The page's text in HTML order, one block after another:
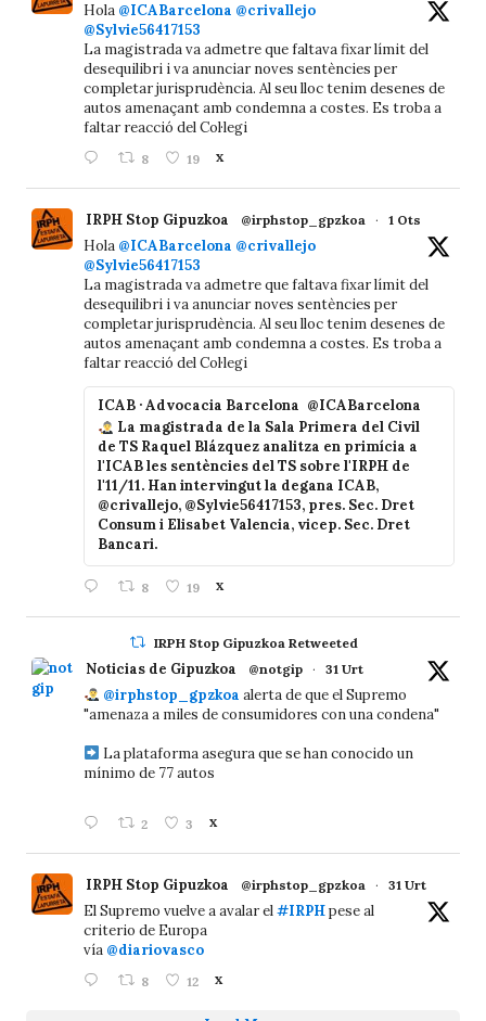
Hola @ICABarcelona @crivallejo
@Sylvie56417153
La magistrada va admetre que faltava fixar límit del
desequilibri i va anunciar noves sentències per
completar jurisprudència. Al seu lloc tenim desenes de
autos amenaçant amb condemna a costes. Es troba a
faltar reacció del Col·legi
8 19 X
IRPH Stop Gipuzkoa @irphstop_gpzkoa · 1 Ots
Hola @ICABarcelona @crivallejo
@Sylvie56417153
La magistrada va admetre que faltava fixar límit del
desequilibri i va anunciar noves sentències per
completar jurisprudència. Al seu lloc tenim desenes de
autos amenaçant amb condemna a costes. Es troba a
faltar reacció del Col·legi
ICAB · Advocacia Barcelona @ICABarcelona
La magistrada de la Sala Primera del Civil
de TS Raquel Blázquez analitza en primícia a
l'ICAB les sentències del TS sobre l'IRPH de
l'11/11. Han intervingut la degana ICAB,
@crivallejo, @Sylvie56417153, pres. Sec. Dret
Consum i Elisabet Valencia, vicep. Sec. Dret
Bancari.
8 19 X
IRPH Stop Gipuzkoa Retweeted
Noticias de Gipuzkoa @notgip · 31 Urt
@irphstop_gpzkoa alerta de que el Supremo
"amenaza a miles de consumidores con una condena"
La plataforma asegura que se han conocido un
mínimo de 77 autos
2 3 X
IRPH Stop Gipuzkoa @irphstop_gpzkoa · 31 Urt
El Supremo vuelve a avalar el#IRPHpese al
criterio de Europa
vía @diariovasco
8 12 X